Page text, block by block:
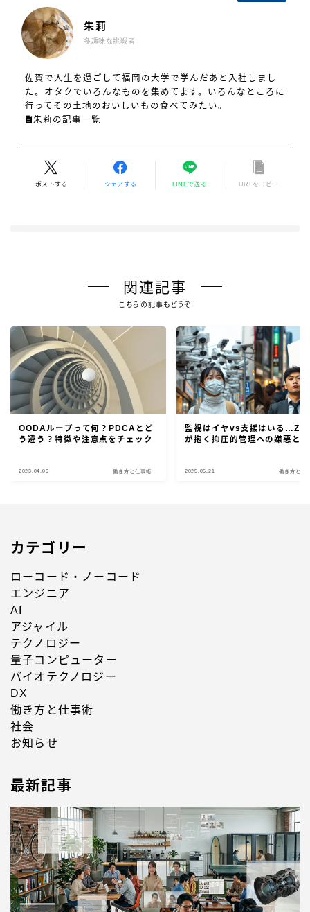
朱莉
多趣味な挑戦者
佐賀で人生を過ごして福岡の大学で学んだあと入社しまし
た。オタクでいろんなものを集めてます。いろんなところに
行ってその土地のおいしいもの食べてみたい。
朱莉の記事一覧
ポストする シェアする LINEで送る URLをコピー
関連記事
こちらの記事もどうぞ
OODAループって何？PDCAとど
う違う？特徴や注意点をチェック
2023.04.06 働き方と仕事術
監視はイヤvs支援はいる…Z世
が抱く抑圧的管理への嫌悪と
2025.05.21 働き方と仕
カテゴリー
ローコード・ノーコード
エンジニア
AI
アジャイル
テクノロジー
量子コンピューター
バイオテクノロジー
DX
働き方と仕事術
社会
お知らせ
最新記事